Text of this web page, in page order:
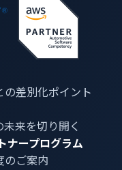
の差別化ポイント
来を切り開く
ナープログラム
のご案内
出席した
ストとBlock
ティブ